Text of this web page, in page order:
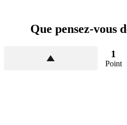
Que pensez-vous
1
Point